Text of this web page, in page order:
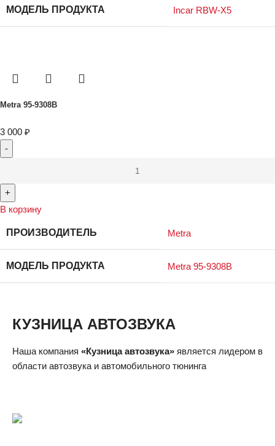
МОДЕЛЬ ПРОДУКТА Incar RBW-X5
Metra 95-9308B
3 000 ₽
В корзину
ПРОИЗВОДИТЕЛЬ Metra
МОДЕЛЬ ПРОДУКТА Metra 95-9308B
КУЗНИЦА АВТОЗВУКА
Наша компания «Кузница автозвука» является лидером в
области автозвука и автомобильного тюнинга